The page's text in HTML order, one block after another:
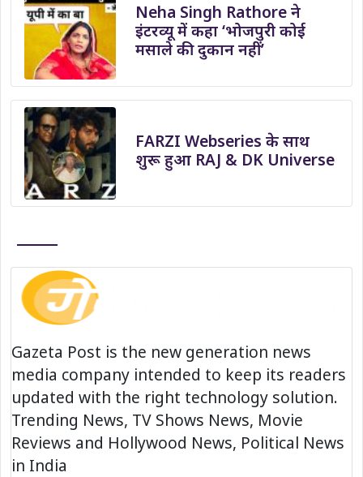
Neha Singh Rathore ने
इंटरव्यू में कहा ‘भोजपुरी कोई
मसाले की दुकान नहीं’
FARZI Webseries के साथ
शुरू हुआ RAJ & DK Universe
Gazeta Post is the new generation news
media company intended to keep its readers
updated with the right technology solution.
Trending News, TV Shows News, Movie
Reviews and Hollywood News, Political News
in India